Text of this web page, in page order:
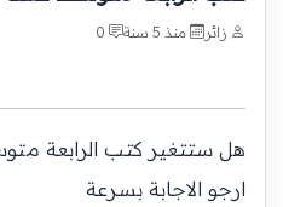
زائر منذ 5 سنة
ارجو الاجابة بسرعة